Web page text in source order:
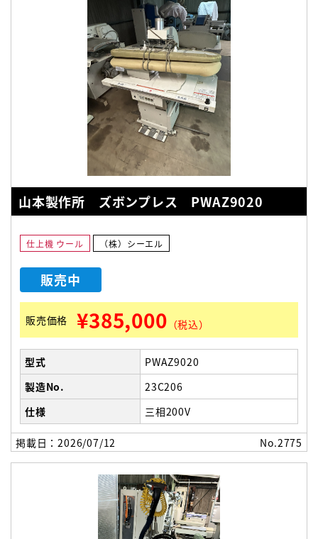
山本製作所 ズボンプレス PWAZ9020
仕上機 ウール （株）シーエル
販売中
販売価格 ¥385,000 （税込）
型式
PWAZ9020
製造No.
23C206
仕様
三相200V
掲載日：2026/07/12 No.2775